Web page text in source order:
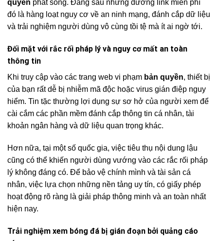
quyền phát sóng. Đằng sau những đường link miễn phí
đó là hàng loạt nguy cơ về an ninh mạng, đánh cắp dữ liệu
và trải nghiệm người dùng vô cùng tồi tệ mà ít ai ngờ tới.
Đối mặt với rắc rối pháp lý và nguy cơ mất an toàn
thông tin
Khi truy cập vào các trang web vi phạm bản quyền, thiết bị
của bạn rất dễ bị nhiễm mã độc hoặc virus gián điệp nguy
hiểm. Tin tặc thường lợi dụng sự sơ hở của người xem để
cài cắm các phần mềm đánh cắp thông tin cá nhân, tài
khoản ngân hàng và dữ liệu quan trọng khác.
Hơn nữa, tại một số quốc gia, việc tiêu thụ nội dung lậu
cũng có thể khiến người dùng vướng vào các rắc rối pháp
lý không đáng có. Để bảo vệ chính mình và tài sản cá
nhân, việc lựa chọn những nền tảng uy tín, có giấy phép
hoạt động rõ ràng là giải pháp thông minh và an toàn nhất
hiện nay.
Trải nghiệm xem bóng đá bị gián đoạn bởi quảng cáo